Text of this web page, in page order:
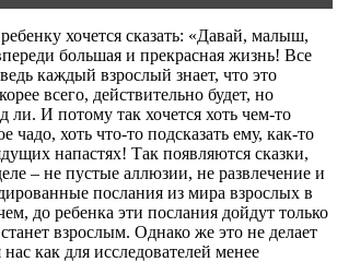
хочется сказать: «Давай, малыш,
большая и прекрасная жизнь! Все
каждый взрослый знает, что это
всего, действительно будет, но
И потому так хочется хоть чем-то
чадо, хоть что-то подсказать ему, как-то
напастях! Так появляются сказки,
– не пустые аллюзии, не развлечение и
послания из мира взрослых в
до ребенка эти послания дойдут только
взрослым. Однако же это не делает
как для исследователей менее